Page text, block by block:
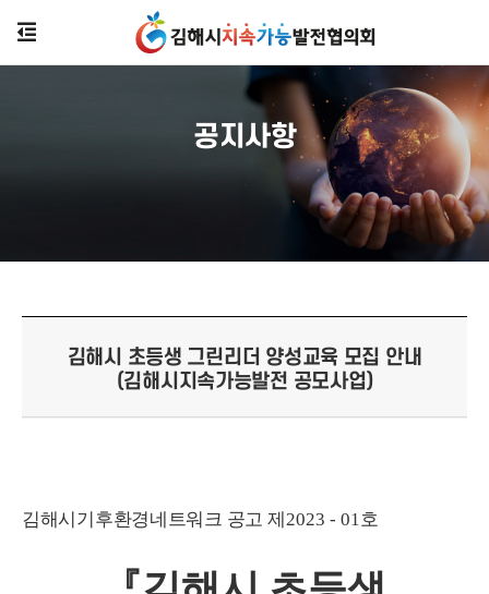
공지사항
김해시 초등생 그린리더 양성교육 모집 안내
(김해시지속가능발전 공모사업)
김해시기후환경네트워크 공고 제2023 - 01호